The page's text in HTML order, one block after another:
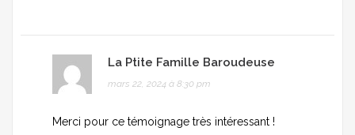
La Ptite Famille Baroudeuse
mars 22, 2024 à 8:30 pm
Merci pour ce témoignage très intéressant !